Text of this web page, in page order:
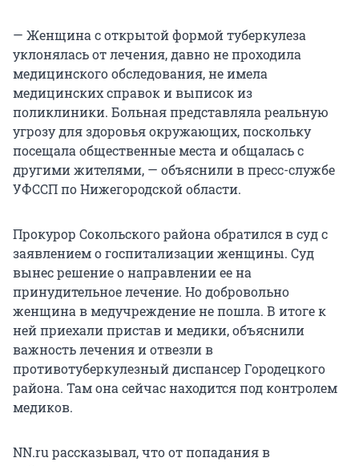
— Женщина с открытой формой туберкулеза
уклонялась от лечения, давно не проходила
медицинского обследования, не имела
медицинских справок и выписок из
поликлиники. Больная представляла реальную
угрозу для здоровья окружающих, поскольку
посещала общественные места и общалась с
другими жителями, — объяснили в пресс-службе
УФССП по Нижегородской области.
Прокурор Сокольского района обратился в суд с
заявлением о госпитализации женщины. Суд
вынес решение о направлении ее на
принудительное лечение. Но добровольно
женщина в медучреждение не пошла. В итоге к
ней приехали пристав и медики, объяснили
важность лечения и отвезли в
противотуберкулезный диспансер Городецкого
района. Там она сейчас находится под контролем
медиков.
NN.ru рассказывал, что от попадания в